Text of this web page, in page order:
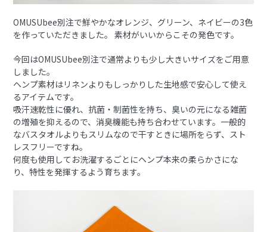
OMUSUbee別注で鮮やかなオレンジ、グリーン、ネイビーの3色
を作っていただきました。 素材がいいからこその発色です。
今回はOMUSUbee別注で通常よりも少し大きいサイズをご用意
しました。
ヘンプ素材はリネンよりもしっかりした生地感で安心して使え
るアイテムです。
吸汗速乾性に優れ、抗菌・制菌性を持ち、臭いの元になる雑菌
の増殖を抑えるので、消臭機能も持ち合わせています。一般的
なバスタオルよりもスリムなので干すときに場所をらず、スト
レスフリーですね。
何度も使用してお洗濯するごとにヘンプ本来の柔らかさにな
り、特性を発揮するよう育ちます。